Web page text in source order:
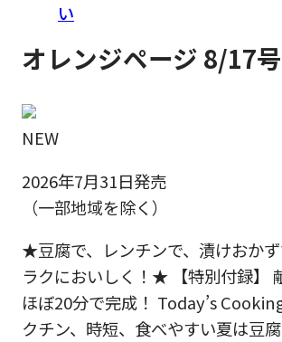
い
オレンジページ 8/17号
NEW
2026年7月31日発売
（一部地域を除く）
★豆腐で、レンチンで、漬けおか
ラクにおいしく！★ 【特別付録】
ほぼ20分で完成！ Today’s
クチン、時短、食べやすい夏は豆